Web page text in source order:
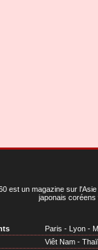
est un magazine sur
japonais coréens
Paris - Lyon -
Viêt Nam -